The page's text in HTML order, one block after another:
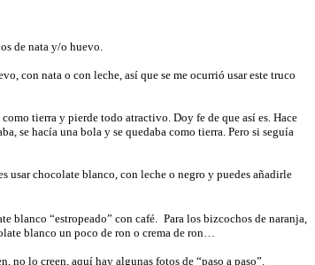
de nata y/o huevo.
con nata o con leche, así que se me ocurrió usar este truco
tierra y pierde todo atractivo. Doy fe de que así es. Hace
se hacía una bola y se quedaba como tierra. Pero si seguía
usar chocolate blanco, con leche o negro y puedes añadirle
blanco “estropeado” con café. Para los bizcochos de naranja,
blanco un poco de ron o crema de ron…
lo creen, aquí hay algunas fotos de “paso a paso”.